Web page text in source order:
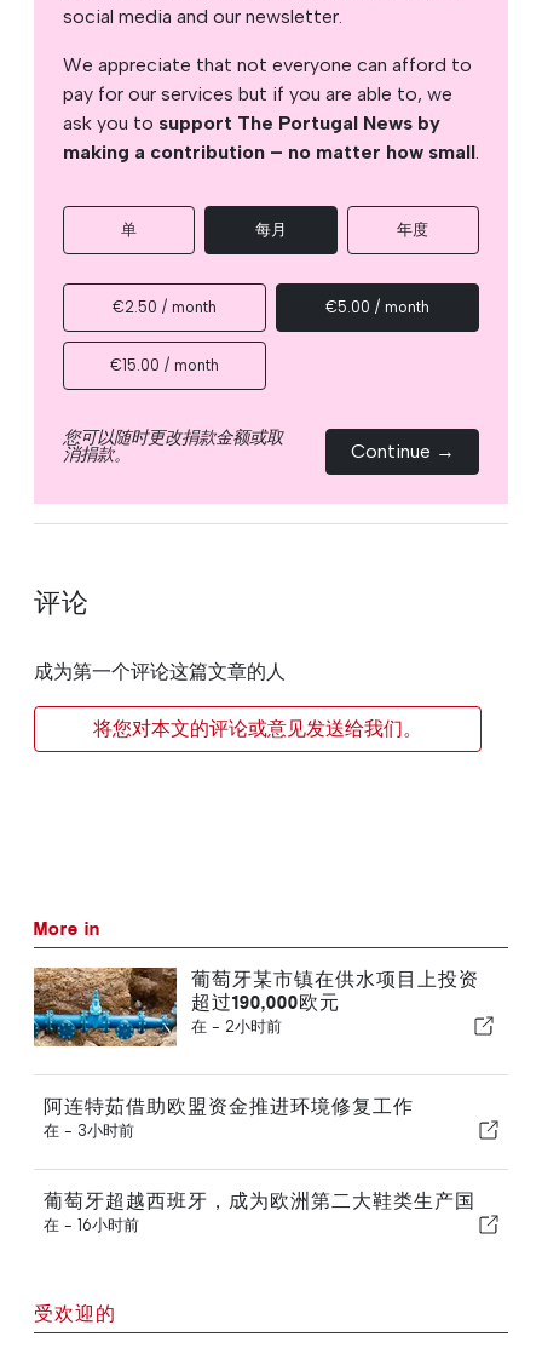
social media and our newsletter.
We appreciate that not everyone can afford to
pay for our services but if you are able to, we
ask you to support The Portugal News by
making a contribution – no matter how small.
单 每月 年度
€2.50 / month €5.00 / month
€15.00 / month
您可以随时更改捐款金额或取
消捐款。 Continue →
评论
成为第一个评论这篇文章的人
将您对本文的评论或意见发送给我们。
More in
葡萄牙某市镇在供水项目上投资
超过190,000欧元
在 - 2小时前
阿连特茹借助欧盟资金推进环境修复工作
在 - 3小时前
葡萄牙超越西班牙，成为欧洲第二大鞋类生产国
在 - 16小时前
受欢迎的